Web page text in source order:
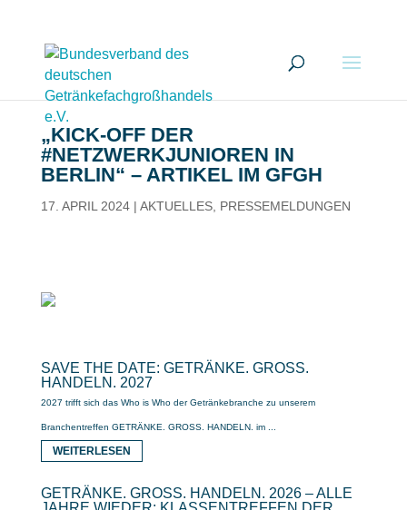
„KICK-OFF DER
#NETZWERKJUNIOREN IN
BERLIN“ – ARTIKEL IM GFGH
17. APRIL 2024| AKTUELLES, PRESSEMELDUNGEN
SAVE THE DATE: GETRÄNKE. GROSS.
HANDELN. 2027
2027 trifft sich das Who is Who der Getränkebranche zu unserem
Branchentreffen GETRÄNKE. GROSS. HANDELN. im ...
WEITERLESEN
GETRÄNKE. GROSS. HANDELN. 2026 – ALLE